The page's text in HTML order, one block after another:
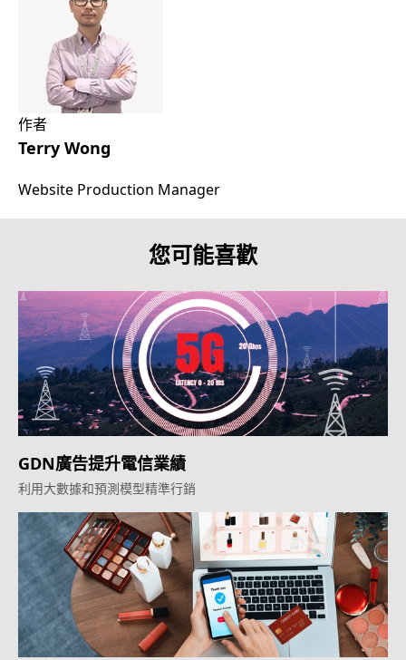
作者
Terry Wong
Website Production Manager
您可能喜歡
GDN廣告提升電信業績
利用大數據和預測模型精準行銷